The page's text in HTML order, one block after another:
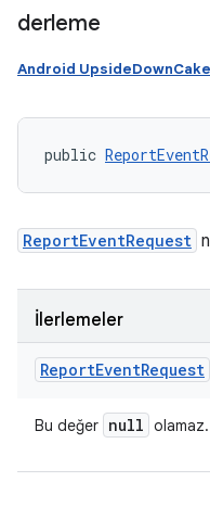
derleme
Android
public
ReportEventRequest
İlerlemeler
ReportEventRequest
Bu değer null olamaz.